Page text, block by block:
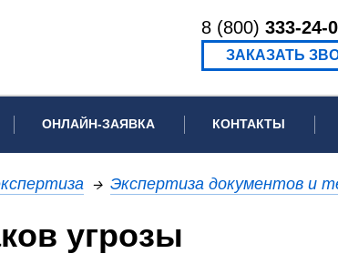
8 (800) 333-24-
ЗАКАЗАТЬ
экспертиза
экспертиз
ОНЛАЙН-ЗАЯВКА
Заявка на информационное письмо для суда
Заявка на проведение рецензии
Задать вопрос
КОНТАКТЫ
→ Экспертиза документов и
угрозы